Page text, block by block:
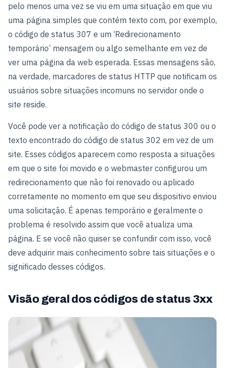
pelo menos uma vez se viu em uma situação em que viu
uma página simples que contém texto com, por exemplo,
o código de status 307 e um ‘Redirecionamento
temporário’ mensagem ou algo semelhante em vez de
ver uma página da web esperada. Essas mensagens são,
na verdade, marcadores de status HTTP que notificam os
usuários sobre situações incomuns no servidor onde o
site reside.
Você pode ver a notificação do código de status 300 ou o
texto encontrado do código de status 302 em vez de um
site. Esses códigos aparecem como resposta a situações
em que o site foi movido e o webmaster configurou um
redirecionamento que não foi renovado ou aplicado
corretamente no momento em que seu dispositivo enviou
uma solicitação. É apenas temporário e geralmente o
problema é resolvido assim que você atualiza uma
página. E se você não quiser se confundir com isso, você
deve adquirir mais conhecimento sobre tais situações e o
significado desses códigos.
Visão geral dos códigos de status 3xx